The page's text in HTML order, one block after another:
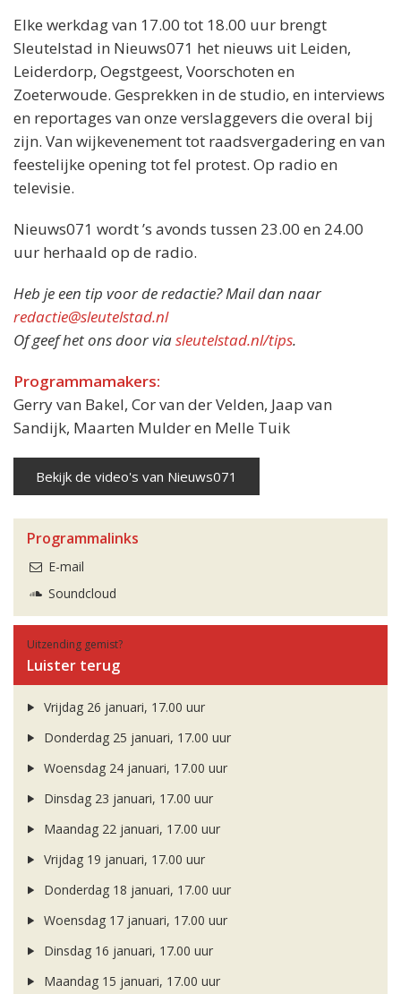
Elke werkdag van 17.00 tot 18.00 uur brengt
Sleutelstad in Nieuws071 het nieuws uit Leiden,
Leiderdorp, Oegstgeest, Voorschoten en
Zoeterwoude. Gesprekken in de studio, en interviews
en reportages van onze verslaggevers die overal bij
zijn. Van wijkevenement tot raadsvergadering en van
feestelijke opening tot fel protest. Op radio en
televisie.
Nieuws071 wordt ’s avonds tussen 23.00 en 24.00
uur herhaald op de radio.
Heb je een tip voor de redactie? Mail dan naar
redactie@sleutelstad.nl
Of geef het ons door viasleutelstad.nl/tips.
Programmamakers:
Gerry van Bakel, Cor van der Velden, Jaap van
Sandijk, Maarten Mulder en Melle Tuik
Bekijk de video's van Nieuws071
Programmalinks
E-mail
Soundcloud
Uitzending gemist?
Luister terug
Vrijdag 26 januari, 17.00 uur
Donderdag 25 januari, 17.00 uur
Woensdag 24 januari, 17.00 uur
Dinsdag 23 januari, 17.00 uur
Maandag 22 januari, 17.00 uur
Vrijdag 19 januari, 17.00 uur
Donderdag 18 januari, 17.00 uur
Woensdag 17 januari, 17.00 uur
Dinsdag 16 januari, 17.00 uur
Maandag 15 januari, 17.00 uur